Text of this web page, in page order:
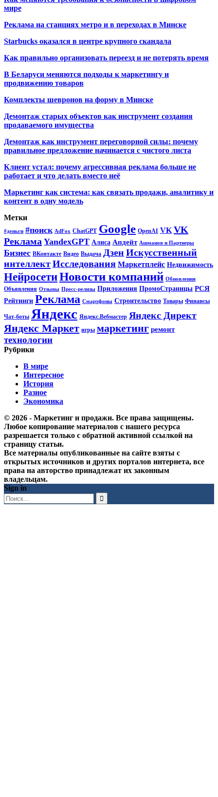
мире
Реклама на станциях метро и в переходах в Минске
Starbucks оказался в центре крупного скандала
Как правильно организовать переезд и не потерять время
В Беларуси меняются подходы к маркетингу и
продвижению товаров
Комплекты шевронов на форму в Минске
Демонтаж старых объектов как инструмент создания
продаваемого имущества
Демонтаж как инструмент переговорной силы: почему
правильное предложение начинается с чистого листа
Клиент устал: почему агрессивная реклама больше не
работает и что делать вместо неё
Маркетинг как система: как связать продажи, аналитику и
контент в одну модель
Метки
#деньги #поиск AdFox ChatGPT Google OpenAI VK VK
Реклама YandexGPT Алиса Апдейт Ашманов и Партнеры
Бизнес ВКонтакте Видео Выдача Дзен Искусственный
интеллектИсследования Маркетплейс Недвижимость
НейросетиНовости компаний Обновления
Объявления Отзывы Пресс-релизы Приложения ПромоСтраницы РСЯ
Рейтинги Реклама Смартфоны Строительство Товары Финансы
Чат-боты Яндекс Яндекс.Вебмастер Яндекс Директ
Яндекс Маркет игры маркетинг ремонт
технологии
Рубрики
В мире
Интересное
История
Разное
Экономика
© 2026 - Маркетинг и продажи. Все права защищены.
Любое копирование материалов с нашего ресурса
разрешается только с обратной активной ссылкой на
страницу статьи.
Все материалы опубликованные на сайте взяты с
открытых источников и других порталов интернета, все
права на авторство принадлежат их законным
владельцам.
Sign in